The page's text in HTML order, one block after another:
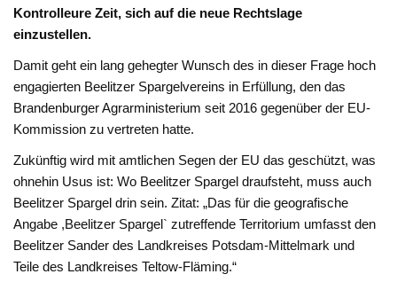
Kontrolleure Zeit, sich auf die neue Rechtslage
einzustellen.
Damit geht ein lang gehegter Wunsch des in dieser Frage hoch
engagierten Beelitzer Spargelvereins in Erfüllung, den das
Brandenburger Agrarministerium seit 2016 gegenüber der EU-
Kommission zu vertreten hatte.
Zukünftig wird mit amtlichen Segen der EU das geschützt, was
ohnehin Usus ist: Wo Beelitzer Spargel draufsteht, muss auch
Beelitzer Spargel drin sein. Zitat: „Das für die geografische
Angabe ,Beelitzer Spargel` zutreffende Territorium umfasst den
Beelitzer Sander des Landkreises Potsdam-Mittelmark und
Teile des Landkreises Teltow-Fläming.“